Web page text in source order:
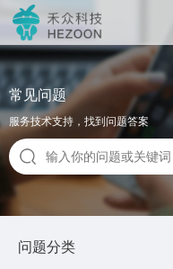
常见问题
服务技术支持，找到问题答案
问题分类